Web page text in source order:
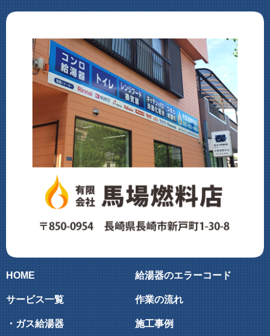
HOME
サービス一覧
・ガス給湯器
給湯器のエラーコード
作業の流れ
施工事例